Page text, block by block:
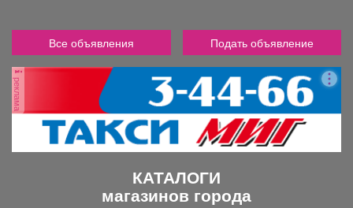
Все объявления Подать объявление
реклама
КАТАЛОГИ
магазинов города